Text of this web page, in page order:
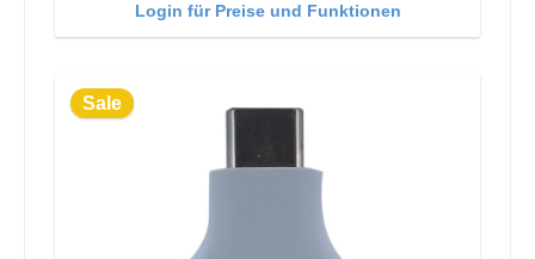
Login für Preise und Funktionen
Sale